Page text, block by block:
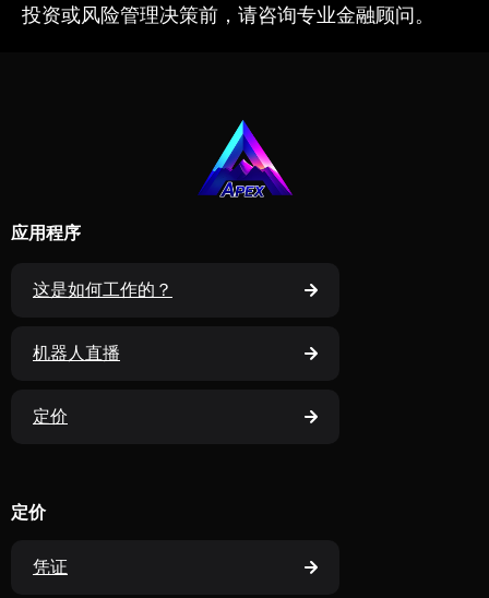
投资或风险管理决策前，请咨询专业金融顾问。
应用程序
这是如何工作的？
定价
机器人直播
定价
凭证